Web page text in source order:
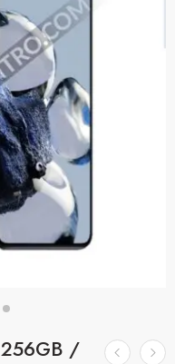
256GB /